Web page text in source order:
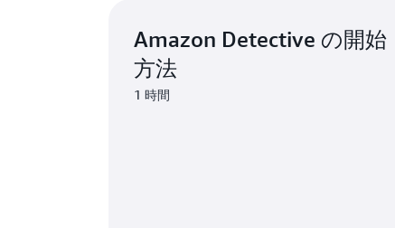
Amazon Detective の開始
方法
1 時間